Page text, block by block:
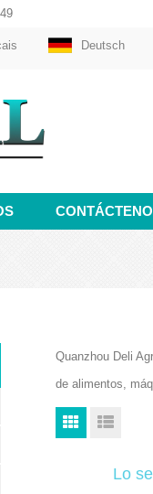
Deutsch
Quanzhou Deli
de alimentos,
Lo